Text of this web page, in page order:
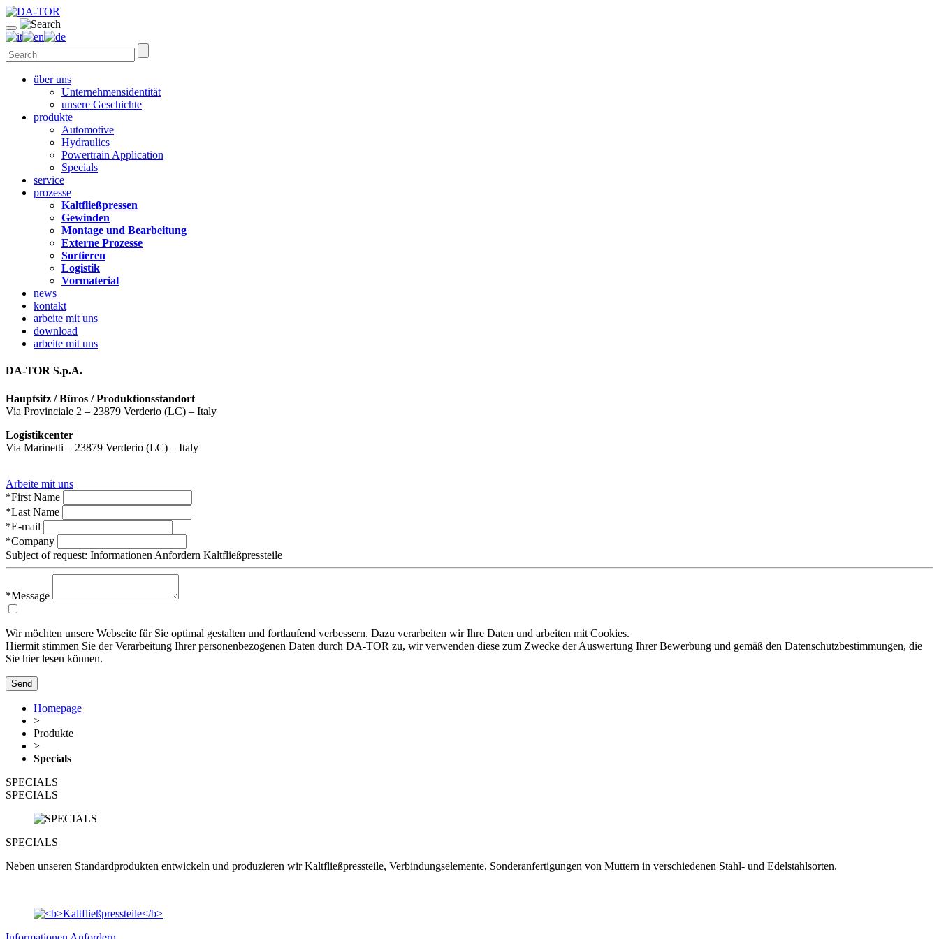
über uns
Unternehmensidentität
unsere Geschichte
produkte
Automotive
Hydraulics
Powertrain Application
Specials
service
prozesse
Kaltfließpressen
Gewinden
Montage und Bearbeitung
Externe Prozesse
Sortieren
Logistik
Vormaterial
news
kontakt
arbeite mit uns
download
arbeite mit uns
DA-TOR S.p.A.
Hauptsitz / Büros / Produktionsstandort
Via Provinciale 2 – 23879 Verderio (LC) – Italy
Logistikcenter
Via Marinetti – 23879 Verderio (LC) – Italy
Arbeite mit uns
*First Name
*Last Name
*E-mail
*Company
Subject of request: Informationen Anfordern Kaltfließpressteile
*Message
Wir möchten unsere Webseite für Sie optimal gestalten und fortlaufend verbessern. Dazu verarbeiten wir Ihre Daten und arbeiten mit Cookies.
Hiermit stimmen Sie der Verarbeitung Ihrer personenbezogenen Daten durch DA-TOR zu, wir verwenden diese zum Zwecke der Auswertung Ihrer Bewerbung und gemäß den Datenschutzbestimmungen, die
Sie hier lesen können.
Homepage
>
Produkte
>
Specials
SPECIALS
SPECIALS
SPECIALS
Neben unseren Standardprodukten entwickeln und produzieren wir Kaltfließpressteile, Verbindungselemente, Sonderanfertigungen von Muttern in verschiedenen Stahl- und Edelstahlsorten.